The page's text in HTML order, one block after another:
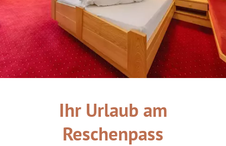
Ihr Urlaub am
Reschenpass